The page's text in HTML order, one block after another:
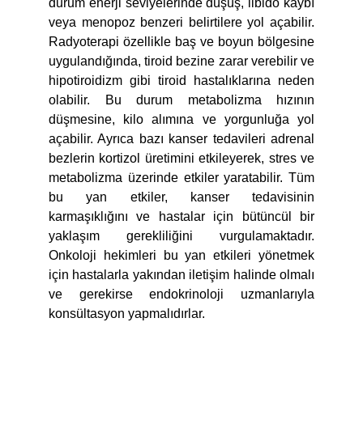
durum enerji seviyelerinde düşüş, libido kaybı
veya menopoz benzeri belirtilere yol açabilir.
Radyoterapi özellikle baş ve boyun bölgesine
uygulandığında, tiroid bezine zarar verebilir ve
hipotiroidizm gibi tiroid hastalıklarına neden
olabilir. Bu durum metabolizma hızının
düşmesine, kilo alımına ve yorgunluğa yol
açabilir. Ayrıca bazı kanser tedavileri adrenal
bezlerin kortizol üretimini etkileyerek, stres ve
metabolizma üzerinde etkiler yaratabilir. Tüm
bu yan etkiler, kanser tedavisinin
karmaşıklığını ve hastalar için bütüncül bir
yaklaşım gerekliliğini vurgulamaktadır.
Onkoloji hekimleri bu yan etkileri yönetmek
için hastalarla yakından iletişim halinde olmalı
ve gerekirse endokrinoloji uzmanlarıyla
konsültasyon yapmalıdırlar.